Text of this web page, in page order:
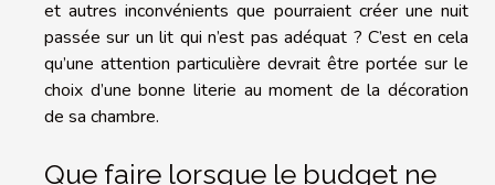
et autres inconvénients que pourraient créer une nuit
passée sur un lit qui n’est pas adéquat ? C’est en cela
qu’une attention particulière devrait être portée sur le
choix d’une bonne literie au moment de la décoration
de sa chambre.
Que faire lorsque le budget ne